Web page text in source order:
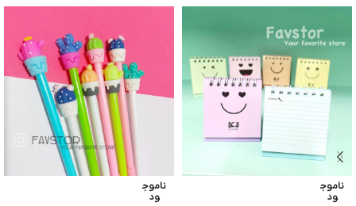
ناموج
ود
ناموج
ود